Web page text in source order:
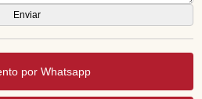
por Whatsapp